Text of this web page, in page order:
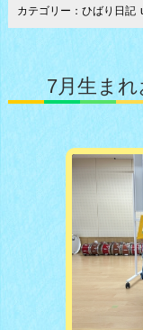
カテゴリー：ひばり日記
7月生ま